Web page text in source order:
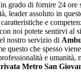
grado di fornire 24 ore
leader assoluto in
e
noi potete sentirvi al
nostro servizio di
questo che spesso
e umanità,
Metro San